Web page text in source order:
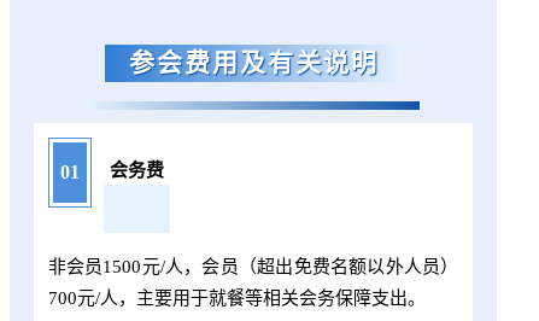
参会费用及有关说明
01 会务费
非会员1500元/人，会员（超出免费名额以外人员）
700元/人，主要用于就餐等相关会务保障支出。